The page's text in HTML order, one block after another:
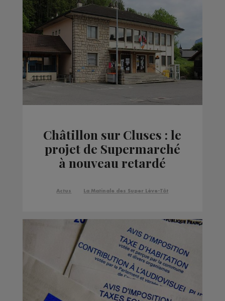
Châtillon sur Cluses : le
projet de Supermarché
à nouveau retardé
Actus La Matinale des Super Lève-Tôt